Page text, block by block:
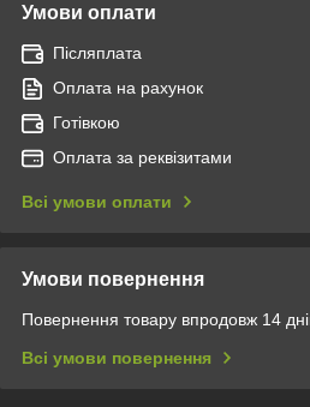
Умови оплати
Післяплата
Оплата на рахунок
Готівкою
Оплата за реквізитами
Всі умови оплати
Умови повернення
Повернення товару впродовж 14
Всі умови повернення